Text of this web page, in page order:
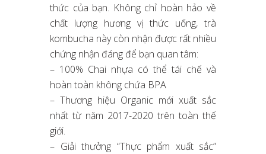
thức của bạn. Không chỉ hoàn hảo về
chất lượng hương vị thức uống, trà
kombucha này còn nhận được rất nhiều
chứng nhận đáng để bạn quan tâm:
– 100% Chai nhựa có thể tái chế và
hoàn toàn không chứa BPA
– Thương hiệu Organic mới xuất sắc
nhất từ năm 2017-2020 trên toàn thế
giới.
– Giải thưởng “Thực phẩm xuất sắc”